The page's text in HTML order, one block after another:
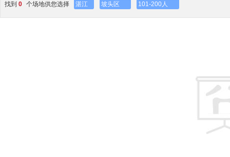
找到 0 个场地供您选择 湛江 坡头区 101-200人